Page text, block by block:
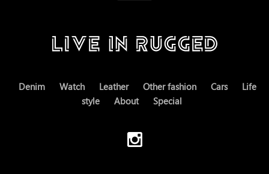
Denim Watch Leather Other fashion Cars
Life
style
About Special